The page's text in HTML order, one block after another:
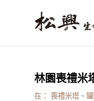
林園喪禮米
在： 喪禮米塔、